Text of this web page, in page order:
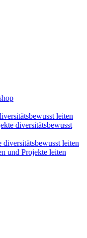
leiten
diversitätsbewusst
leiten
und Projekte leiten